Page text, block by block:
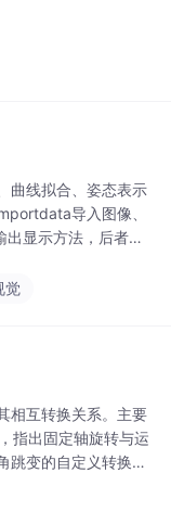
曲线拟合、姿态表示
导入图像、
显示方法，后者支
基本绘图参数设
觉
相互转换关系。主要
指出固定轴旋转与运
跳变的自定义转换代
的转换公式；4) 方